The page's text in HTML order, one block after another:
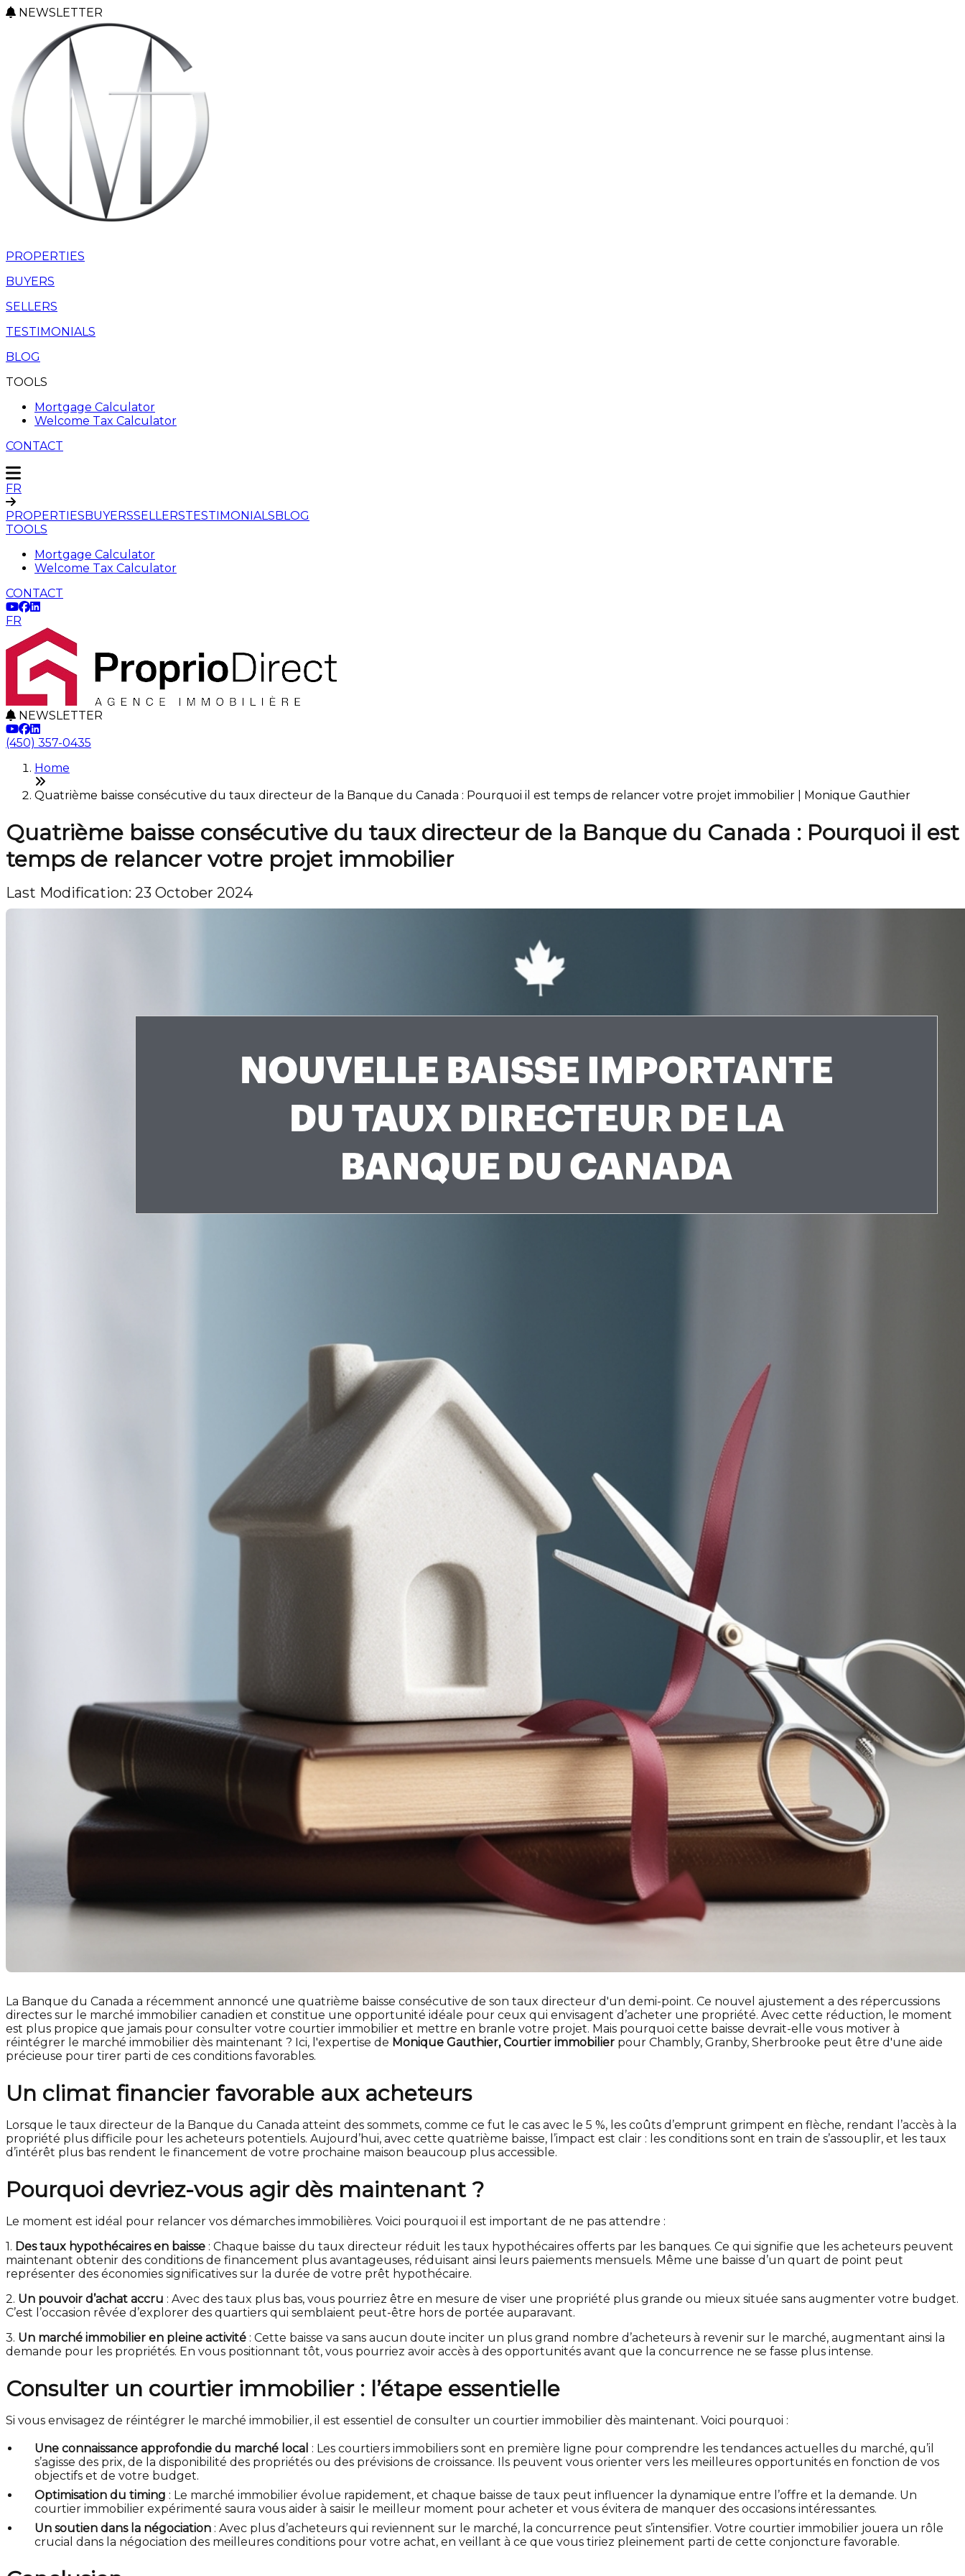
NEWSLETTER
PROPERTIES
BUYERS
SELLERS
TESTIMONIALS
BLOG
TOOLS
Mortgage Calculator
Welcome Tax Calculator
CONTACT
FR
PROPERTIESBUYERSSELLERSTESTIMONIALSBLOG
TOOLS
Mortgage Calculator
Welcome Tax Calculator
CONTACT
FR
NEWSLETTER
(450) 357-0435
Home
Quatrième baisse consécutive du taux directeur de la Banque du Canada : Pourquoi il est temps de relancer votre projet immobilier | Monique Gauthier
Quatrième baisse consécutive du taux directeur de la Banque du Canada : Pourquoi il est
temps de relancer votre projet immobilier
Last Modification: 23 October 2024
La Banque du Canada a récemment annoncé une quatrième baisse consécutive de son taux directeur d'un demi-point. Ce nouvel ajustement a des répercussions
directes sur le marché immobilier canadien et constitue une opportunité idéale pour ceux qui envisagent d’acheter une propriété. Avec cette réduction, le moment
est plus propice que jamais pour consulter votre courtier immobilier et mettre en branle votre projet. Mais pourquoi cette baisse devrait-elle vous motiver à
réintégrer le marché immobilier dès maintenant ? Ici, l'expertise de Monique Gauthier, Courtier immobilier pour Chambly, Granby, Sherbrooke peut être d'une aide
précieuse pour tirer parti de ces conditions favorables.
Un climat financier favorable aux acheteurs
Lorsque le taux directeur de la Banque du Canada atteint des sommets, comme ce fut le cas avec le 5 %, les coûts d’emprunt grimpent en flèche, rendant l’accès à la
propriété plus difficile pour les acheteurs potentiels. Aujourd’hui, avec cette quatrième baisse, l’impact est clair : les conditions sont en train de s’assouplir, et les taux
d’intérêt plus bas rendent le financement de votre prochaine maison beaucoup plus accessible.
Pourquoi devriez-vous agir dès maintenant ?
Le moment est idéal pour relancer vos démarches immobilières. Voici pourquoi il est important de ne pas attendre :
1. Des taux hypothécaires en baisse : Chaque baisse du taux directeur réduit les taux hypothécaires offerts par les banques. Ce qui signifie que les acheteurs peuvent
maintenant obtenir des conditions de financement plus avantageuses, réduisant ainsi leurs paiements mensuels. Même une baisse d’un quart de point peut
représenter des économies significatives sur la durée de votre prêt hypothécaire.
2. Un pouvoir d’achat accru : Avec des taux plus bas, vous pourriez être en mesure de viser une propriété plus grande ou mieux située sans augmenter votre budget.
C’est l’occasion rêvée d’explorer des quartiers qui semblaient peut-être hors de portée auparavant.
3. Un marché immobilier en pleine activité : Cette baisse va sans aucun doute inciter un plus grand nombre d’acheteurs à revenir sur le marché, augmentant ainsi la
demande pour les propriétés. En vous positionnant tôt, vous pourriez avoir accès à des opportunités avant que la concurrence ne se fasse plus intense.
Consulter un courtier immobilier : l’étape essentielle
Si vous envisagez de réintégrer le marché immobilier, il est essentiel de consulter un courtier immobilier dès maintenant. Voici pourquoi :
Une connaissance approfondie du marché local : Les courtiers immobiliers sont en première ligne pour comprendre les tendances actuelles du marché, qu’il
s’agisse des prix, de la disponibilité des propriétés ou des prévisions de croissance. Ils peuvent vous orienter vers les meilleures opportunités en fonction de vos
objectifs et de votre budget.
Optimisation du timing : Le marché immobilier évolue rapidement, et chaque baisse de taux peut influencer la dynamique entre l’offre et la demande. Un
courtier immobilier expérimenté saura vous aider à saisir le meilleur moment pour acheter et vous évitera de manquer des occasions intéressantes.
Un soutien dans la négociation : Avec plus d’acheteurs qui reviennent sur le marché, la concurrence peut s’intensifier. Votre courtier immobilier jouera un rôle
crucial dans la négociation des meilleures conditions pour votre achat, en veillant à ce que vous tiriez pleinement parti de cette conjoncture favorable.